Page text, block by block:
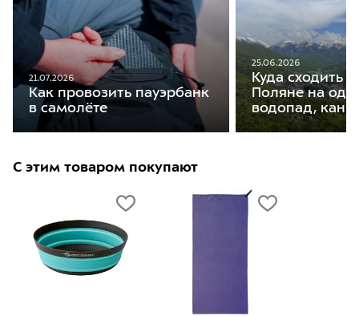
21.07.2026
Как провозить пауэрбанк
в самолёте
25.06.2026
Куда сходить
Поляне на
водопад,
С этим товаром покупают